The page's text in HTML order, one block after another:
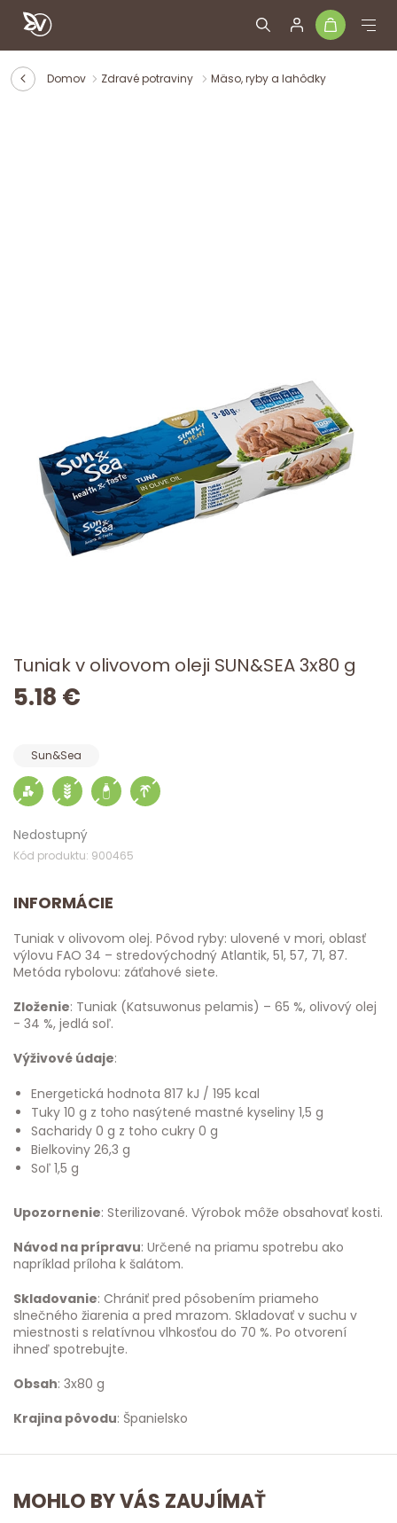
Domov Zdravé potraviny Mäso, ryby a lahôdky
Tuniak v olivovom oleji SUN&SEA 3x80 g
5.18 €
Sun&Sea
Nedostupný
Kód produktu: 900465
INFORMÁCIE
Tuniak v olivovom olej. Pôvod ryby: ulovené v mori, oblasť
výlovu FAO 34 – stredovýchodný Atlantik, 51, 57, 71, 87.
Metóda rybolovu: záťahové siete.
Zloženie: Tuniak (Katsuwonus pelamis) – 65 %, olivový olej
- 34 %, jedlá soľ.
Výživové údaje:
Energetická hodnota 817 kJ / 195 kcal
Tuky 10 g z toho nasýtené mastné kyseliny 1,5 g
Sacharidy 0 g z toho cukry 0 g
Bielkoviny 26,3 g
Soľ 1,5 g
Upozornenie: Sterilizované. Výrobok môže obsahovať kosti.
Návod na prípravu: Určené na priamu spotrebu ako
napríklad príloha k šalátom.
Skladovanie: Chrániť pred pôsobením priameho
slnečného žiarenia a pred mrazom. Skladovať v suchu v
miestnosti s relatívnou vlhkosťou do 70 %. Po otvorení
ihneď spotrebujte.
Obsah: 3x80 g
Krajina pôvodu: Španielsko
MOHLO BY VÁS ZAUJÍMAŤ